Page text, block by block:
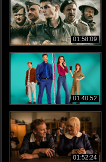
01:58:09
01:40:52
01:52:24